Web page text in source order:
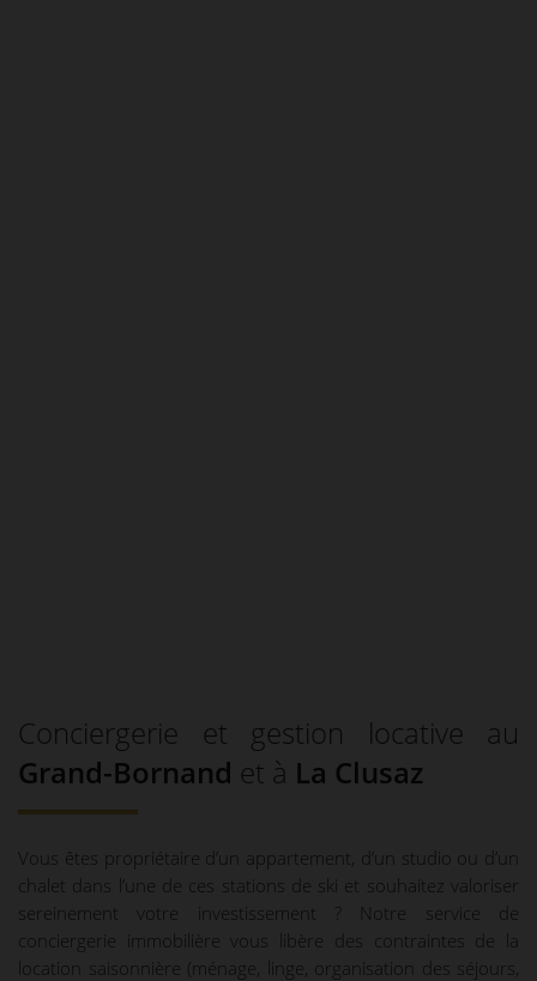
Conciergerie et gestion locative au
Grand-Bornand et à La Clusaz
Vous êtes propriétaire d’un appartement, d’un studio ou d’un
chalet dans l’une de ces stations de ski et souhaitez valoriser
sereinement votre investissement ? Notre service de
conciergerie immobilière vous libère des contraintes de la
location saisonnière (ménage, linge, organisation des séjours,